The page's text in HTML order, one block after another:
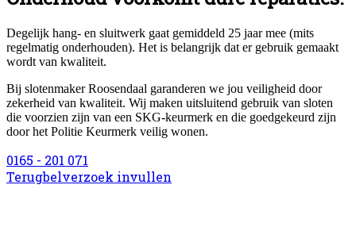
Degelijk hang- en sluitwerk gaat gemiddeld 25 jaar mee (mits
regelmatig onderhouden). Het is belangrijk dat er gebruik gemaakt
wordt van kwaliteit.
Bij slotenmaker Roosendaal garanderen we jou veiligheid door
zekerheid van kwaliteit. Wij maken uitsluitend gebruik van sloten
die voorzien zijn van een SKG-keurmerk en die goedgekeurd zijn
door het Politie Keurmerk veilig wonen.
0165 - 201 071
Terugbelverzoek invullen